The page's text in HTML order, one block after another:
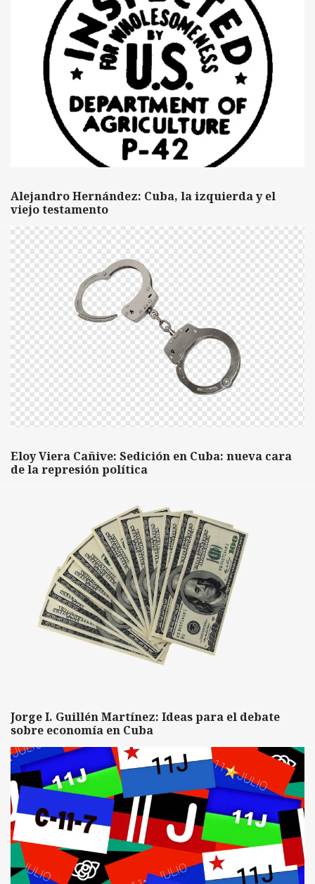
Alejandro Hernández: Cuba, la izquierda y el
viejo testamento
Eloy Viera Cañive: Sedición en Cuba: nueva cara
de la represión política
Jorge I. Guillén Martínez: Ideas para el debate
sobre economía en Cuba